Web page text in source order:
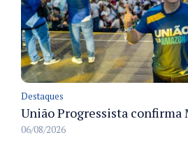
Destaques
06/08/2026